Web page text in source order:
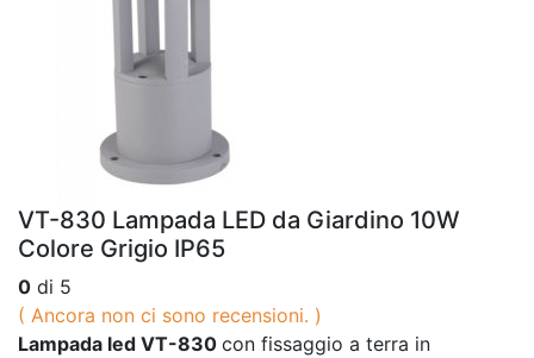
VT-830 Lampada LED da Giardino 10W
Colore Grigio IP65
0 di 5
( Ancora non ci sono recensioni. )
Lampada led VT-830 con fissaggio a terra in